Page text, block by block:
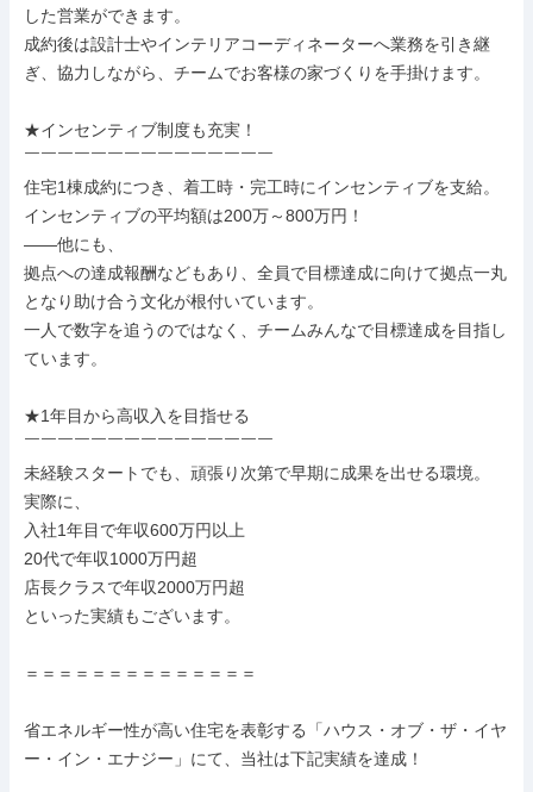
した営業ができます。
成約後は設計士やインテリアコーディネーターへ業務を引き継
ぎ、協力しながら、チームでお客様の家づくりを手掛けます。
★インセンティブ制度も充実！
￣￣￣￣￣￣￣￣￣￣￣￣￣￣￣
住宅1棟成約につき、着工時・完工時にインセンティブを支給。
インセンティブの平均額は200万～800万円！
――他にも、
拠点への達成報酬などもあり、全員で目標達成に向けて拠点一丸
となり助け合う文化が根付いています。
一人で数字を追うのではなく、チームみんなで目標達成を目指し
ています。
★1年目から高収入を目指せる
￣￣￣￣￣￣￣￣￣￣￣￣￣￣￣
未経験スタートでも、頑張り次第で早期に成果を出せる環境。
実際に、
入社1年目で年収600万円以上
20代で年収1000万円超
店長クラスで年収2000万円超
といった実績もございます。
＝＝＝＝＝＝＝＝＝＝＝＝＝＝
省エネルギー性が高い住宅を表彰する「ハウス・オブ・ザ・イヤ
ー・イン・エナジー」にて、当社は下記実績を達成！